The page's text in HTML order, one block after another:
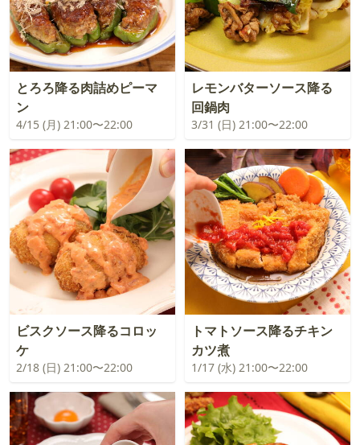
とろろ降る肉詰めピーマ
ン
4/15 (月) 21:00〜22:00
レモンバターソース降る
回鍋肉
3/31 (日) 21:00〜22:00
ビスクソース降るコロッ
ケ
2/18 (日) 21:00〜22:00
トマトソース降るチキン
カツ煮
1/17 (水) 21:00〜22:00